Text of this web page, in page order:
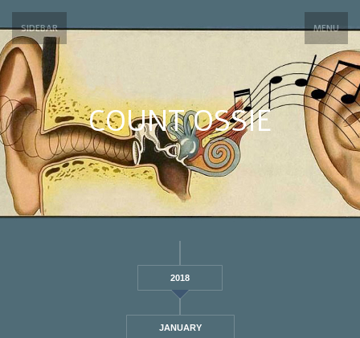
SIDEBAR MENU
COUNT OSSIE
2018
JANUARY